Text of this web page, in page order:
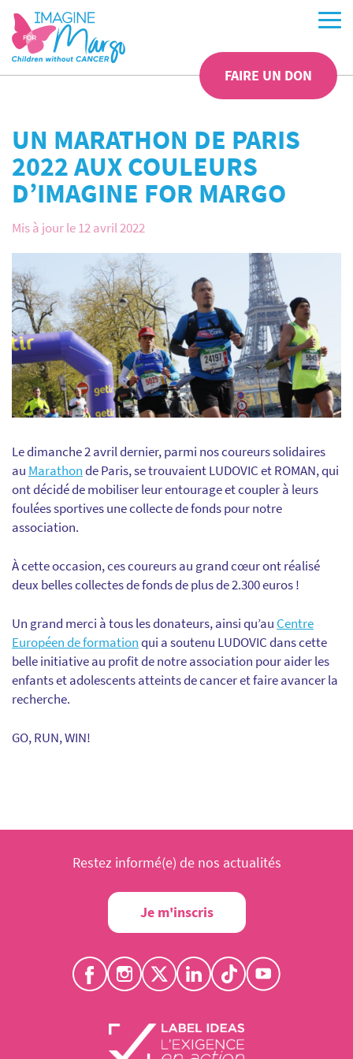
FAIRE UN DON
UN MARATHON DE PARIS
2022 AUX COULEURS
D’IMAGINE FOR MARGO
Mis à jour le 12 avril 2022
Le dimanche 2 avril dernier, parmi nos coureurs solidaires
au Marathonde Paris, se trouvaient LUDOVIC et ROMAN, qui
ont décidé de mobiliser leur entourage et coupler à leurs
foulées sportives une collecte de fonds pour notre
association.
À cette occasion, ces coureurs au grand cœur ont réalisé
deux belles collectes de fonds de plus de 2.300 euros !
Un grand merci à tous les donateurs, ainsi qu’au Centre
Européen de formationqui a soutenu LUDOVIC dans cette
belle initiative au profit de notre association pour aider les
enfants et adolescents atteints de cancer et faire avancer la
recherche.
GO, RUN, WIN!
Restez informé(e) de nos actualités
Je m'inscris